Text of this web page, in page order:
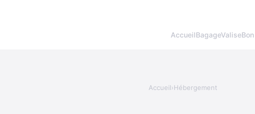
AccueilBagageValise
Accueil›Hébergement